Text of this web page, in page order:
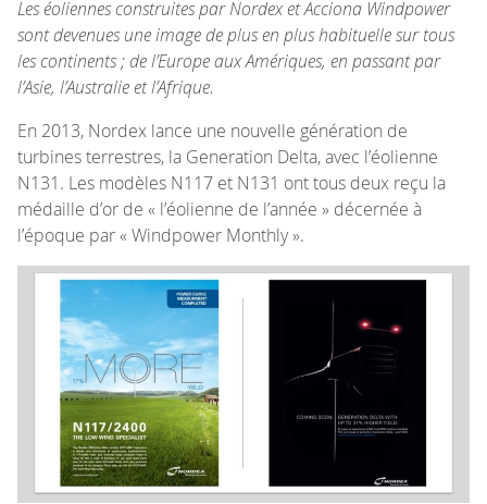
Les éoliennes construites par Nordex et Acciona Windpower
sont devenues une image de plus en plus habituelle sur tous
les continents ; de l’Europe aux Amériques, en passant par
l’Asie, l’Australie et l’Afrique.
En 2013, Nordex lance une nouvelle génération de
turbines terrestres, la Generation Delta, avec l’éolienne
N131. Les modèles N117 et N131 ont tous deux reçu la
médaille d’or de « l’éolienne de l’année » décernée à
l’époque par « Windpower Monthly ».